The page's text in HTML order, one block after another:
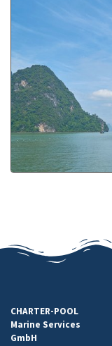
CHARTER-POOL
Marine Services
GmbH